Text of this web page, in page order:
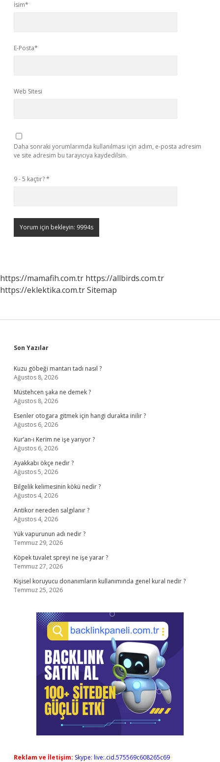
İsim*
E-Posta*
Web Sitesi
Daha sonraki yorumlarımda kullanılması için adım, e-posta adresim
ve site adresim bu tarayıcıya kaydedilsin.
9 - 5 kaçtır?*
https://mamafih.com.tr https://allbirds.com.tr
https://eklektika.com.trSitemap
Sidebar
Son Yazılar
Kuzu göbeği mantarı tadı nasıl ?
Ağustos 8, 2026
Müstehcen şaka ne demek ?
Ağustos 8, 2026
Esenler otogara gitmek için hangi durakta inilir ?
Ağustos 6, 2026
Kur’an-ı Kerim ne işe yarıyor ?
Ağustos 6, 2026
Ayakkabı ökçe nedir ?
Ağustos 5, 2026
Bilgelik kelimesinin kökü nedir ?
Ağustos 4, 2026
Antikor nereden salgılanır ?
Ağustos 4, 2026
Yük vapurunun adı nedir ?
Temmuz 29, 2026
Köpek tuvalet spreyi ne işe yarar ?
Temmuz 27, 2026
Kişisel koruyucu donanımların kullanımında genel kural nedir ?
Temmuz 25, 2026
Reklam ve İletişim: Skype: live:.cid.575569c608265c69